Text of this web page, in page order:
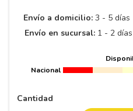
Envío a domicilio: 3 - 5 días
Envío en sucursal: 1 - 2 días
Nacional
Cantidad